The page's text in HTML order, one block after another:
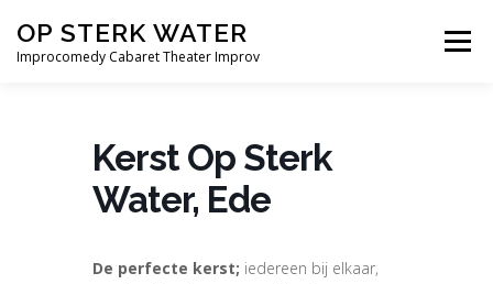
naarOP STERK WATER
Improcomedy Cabaret Theater Improv
Menu
SPELERS BLOG THEATERSHOWS
Kerst Op Sterk
Water, Ede
De perfecte kerst; iedereen bij elkaar,